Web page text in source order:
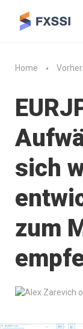
Home
sich
zum